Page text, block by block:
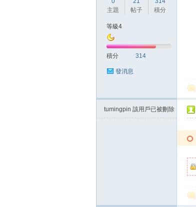
主題
帖子
積分
等級4
積分 314
發消息
tumingpin 該用戶已被刪除